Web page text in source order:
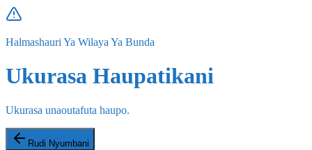
Halmashauri Ya Wilaya Ya Bunda
Ukurasa Haupatikani
Ukurasa unaoutafuta haupo.
Rudi Nyumbani